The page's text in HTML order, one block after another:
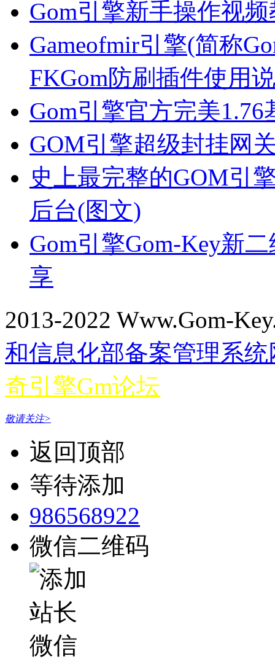
Gom引擎新手操作视
Gameofmir引擎(简称
FKGom防刷插件使用
Gom引擎官方完美
GOM引擎超级封挂网
史上最完整的GOM引
后台(图文)
Gom引擎Gom-Key新
享
2013-2022 Www.Gom-
和信息化部备案管理系统
奇引擎Gm论坛
敬请关注>
返回顶部
等待添加
986568922
微信二维码